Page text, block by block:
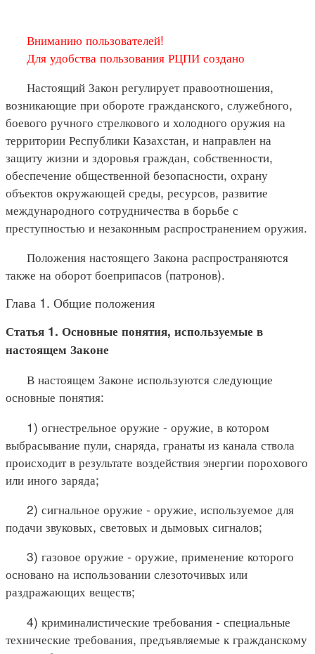
Вниманию пользователей!
Для удобства пользования РЦПИ создано
Настоящий Закон регулирует правоотношения,
возникающие при обороте гражданского, служебного,
боевого ручного стрелкового и холодного оружия на
территории Республики Казахстан, и направлен на
защиту жизни и здоровья граждан, собственности,
обеспечение общественной безопасности, охрану
объектов окружающей среды, ресурсов, развитие
международного сотрудничества в борьбе с
преступностью и незаконным распространением оружия.
Положения настоящего Закона распространяются
также на оборот боеприпасов (патронов).
Глава 1. Общие положения
Статья 1. Основные понятия, используемые в
настоящем Законе
В настоящем Законе используются следующие
основные понятия:
1) огнестрельное оружие - оружие, в котором
выбрасывание пули, снаряда, гранаты из канала ствола
происходит в результате воздействия энергии порохового
или иного заряда;
2) сигнальное оружие - оружие, используемое для
подачи звуковых, световых и дымовых сигналов;
3) газовое оружие - оружие, применение которого
основано на использовании слезоточивых или
раздражающих веществ;
4) криминалистические требования - специальные
технические требования, предъявляемые к гражданскому